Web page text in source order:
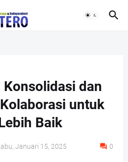
dan
untuk
Baik
Januari 15, 2025 0